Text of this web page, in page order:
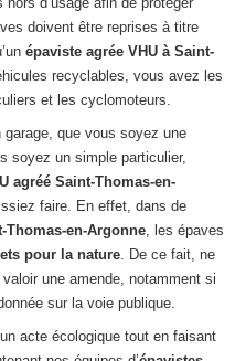
doivent être reprises à titre
épaviste agrée VHU à Saint-
recyclables, vous avez les
et les cyclomoteurs.
garage, que vous soyez une
soyez un simple particulier,
agréé Saint-Thomas-en-
faire. En effet, dans de
Thomas-en-Argonne, les épaves
pour la nature. De ce fait, ne
une amende, notamment si
sur la voie publique.
acte écologique tout en faisant